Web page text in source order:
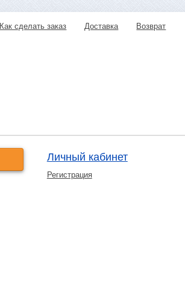
Как сделать заказ Доставка
Возврат
Личный кабинет
Регистрация